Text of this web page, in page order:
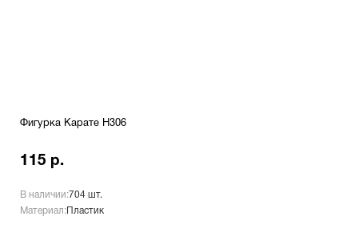
Фигурка Карате H306
115 р.
В наличии:704 шт.
Материал: Пластик